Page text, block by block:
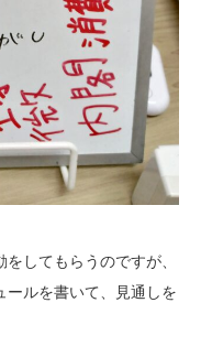
してもらうのですが、
ールを書いて、見通しを